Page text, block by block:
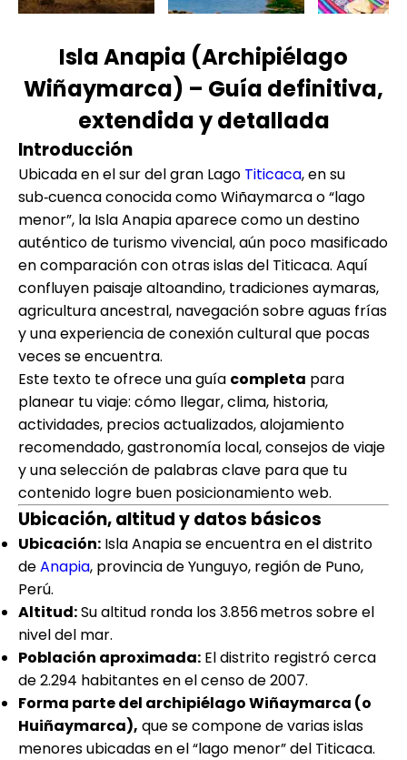
Isla Anapia (Archipiélago
Wiñaymarca) – Guía definitiva,
extendida y detallada
Introducción
Ubicada en el sur del gran Lago Titicaca, en su
sub‑cuenca conocida como Wiñaymarca o “lago
menor”, la Isla Anapia aparece como un destino
auténtico de turismo vivencial, aún poco masificado
en comparación con otras islas del Titicaca. Aquí
confluyen paisaje altoandino, tradiciones aymaras,
agricultura ancestral, navegación sobre aguas frías
y una experiencia de conexión cultural que pocas
veces se encuentra.
Este texto te ofrece una guía completa para
planear tu viaje: cómo llegar, clima, historia,
actividades, precios actualizados, alojamiento
recomendado, gastronomía local, consejos de viaje
y una selección de palabras clave para que tu
contenido logre buen posicionamiento web.
Ubicación, altitud y datos básicos
Ubicación: Isla Anapia se encuentra en el distrito
deAnapia, provincia de Yunguyo, región de Puno,
Perú.
Altitud:Su altitud ronda los 3.856 metros sobre el
nivel del mar.
Población aproximada: El distrito registró cerca
de 2.294 habitantes en el censo de 2007.
Forma parte del archipiélago Wiñaymarca (o
Huiñaymarca), que se compone de varias islas
menores ubicadas en el “lago menor” del Titicaca.